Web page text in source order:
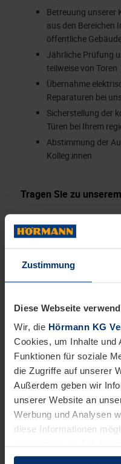
Zustimmung
Diese Webseite
Wir, die Hörmann KG
Cookies, um Inhalte und
Funktionen für soziale
die Zugriffe auf unserer
Außerdem geben wir
unserer Website an
Werbung und Analysen
diese Informationen
sie im Rahmen Ihrer
Betreuung unserer
aus den Bereichen
öffentliche
Jährliche Prüfung
teilweise von Toren
Übernahme
Reparaturen bei
Sicherstellung der
Türen bei Ihrem
Abstimmung der
Kolleg:innen
Tragen Sie zu
Das bringen Sie mit:
Abgeschlossene
Schlosser:in,
oder vergleichbare
Gültigen
Möglichkeit zur
Deutschkenntnisse
Dies wäre
Erfahrung in der
Prüfung und
Wir möchten, dass
Das bieten wir Ihnen: